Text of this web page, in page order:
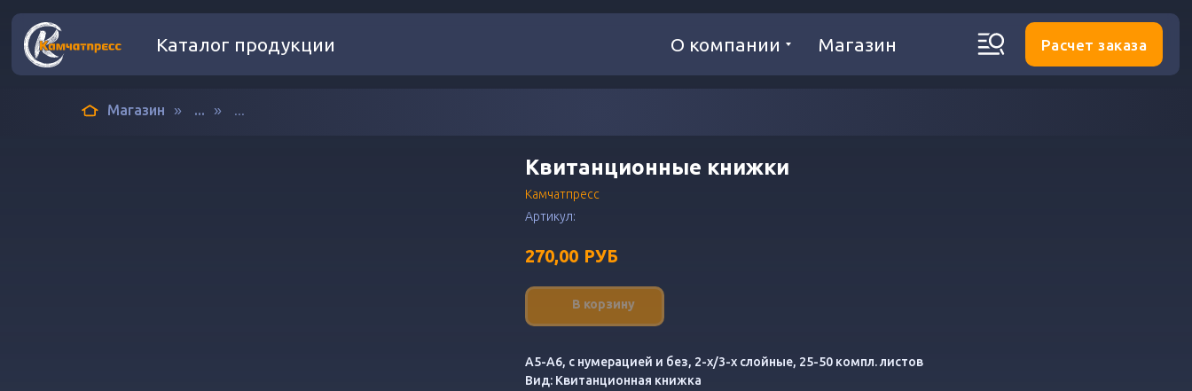
Расчет заказа
Каталог продукции О компании Магазин
Магазин » ... » ...
Квитанционные книжки
Камчатпресс
Артикул:
270,00 РУБ
В корзину
А5-А6, с нумерацией и без, 2-х/3-х слойные, 25-50 компл. листов
Вид: Квитанционная книжка